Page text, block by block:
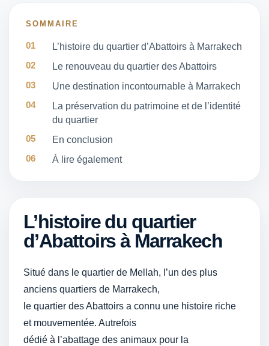
SOMMAIRE
L’histoire du quartier d’Abattoirs à Marrakech
Le renouveau du quartier des Abattoirs
Une destination incontournable à Marrakech
La préservation du patrimoine et de l’identité
du quartier
En conclusion
À lire également
L’histoire du quartier
d’Abattoirs à Marrakech
Situé dans le quartier de Mellah, l’un des plus
anciens quartiers de Marrakech,
le quartier des Abattoirs a connu une histoire riche
et mouvementée. Autrefois
dédié à l’abattage des animaux pour la